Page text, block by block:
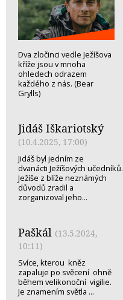
Dva zločinci vedle Ježíšova
kříže jsou v mnoha
ohledech odrazem
každého z nás. (Bear
Grylls)
Jidáš Iškariotský
(10.4.2025, 17:00)
Jidáš byl jedním ze
dvanácti Ježíšových učedníků.
Ježíše z blíže neznámých
důvodů zradil a
zorganizoval jeho...
Paškál (13.5.2024,
10:11)
Svíce, kterou kněz
zapaluje po svěcení ohně
během velikonoční vigilie.
Je znamením světla ...